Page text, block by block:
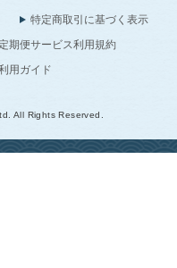
特定商取引に基づく表示
定期便サービス利用規約
用ガイド
All Rights Reserved.